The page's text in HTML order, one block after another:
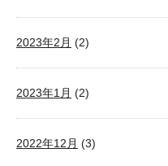
2023年2月 (2)
2023年1月 (2)
2022年12月 (3)